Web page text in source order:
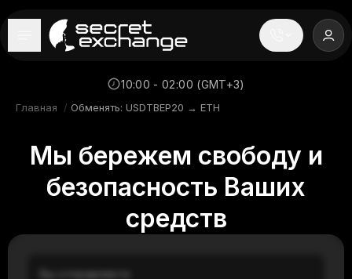
----
Новости
Репутация
Поддержка
10:00 - 02:00 (GMT+3)
Главная / Обменять: USDTBEP20 → ETH
Мы бережем свободу и
безопасность Ваших
средств
Вы отправляете